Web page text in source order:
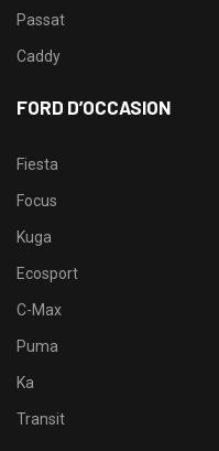
Passat
Caddy
FORD D’OCCASION
Fiesta
Focus
Kuga
Ecosport
C-Max
Puma
Ka
Transit